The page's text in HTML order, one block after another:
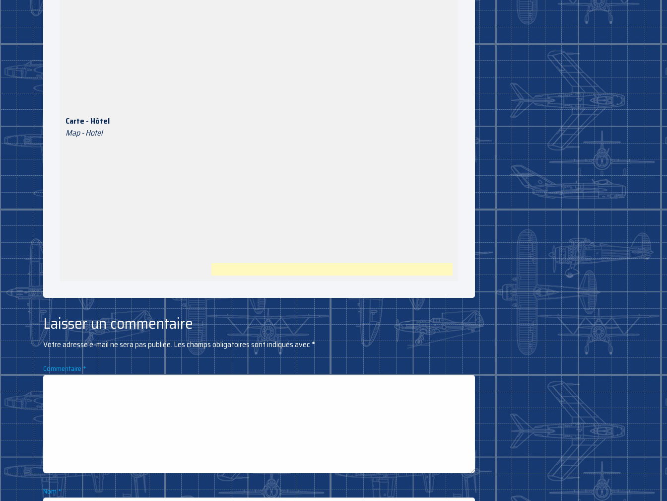
Carte - Hôtel
Map - Hotel
Laisser un commentaire
Votre adresse e-mail ne sera pas publiée.Les champs obligatoires sont indiqués avec*
Commentaire *
Nom*